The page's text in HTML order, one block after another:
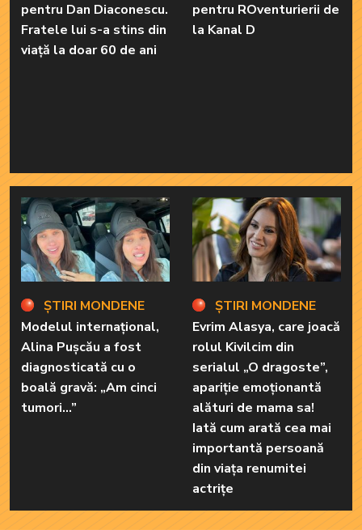
pentru Dan Diaconescu.
Fratele lui s-a stins din
viață la doar 60 de ani
ȘTIRI MONDENE
Modelul internațional,
Alina Pușcău a fost
diagnosticată cu o
boală gravă: „Am cinci
tumori...”
pentru ROventurierii de
la Kanal D
ȘTIRI MONDENE
Evrim Alasya, care joacă
rolul Kivilcim din
serialul „O dragoste”,
apariție emoționantă
alături de mama sa!
Iată cum arată cea mai
importantă persoană
din viața renumitei
actrițe